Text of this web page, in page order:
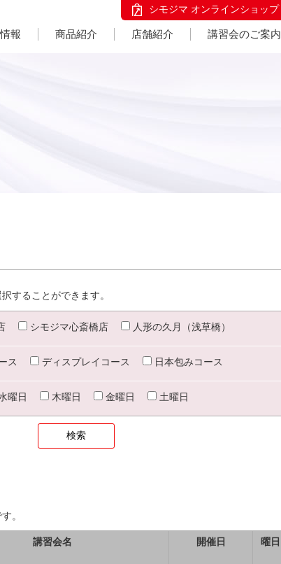
シモジマ オンラインショップ
報 商品紹介 店舗紹介 講習会のご案内
することができます。
シモジマ心斎橋店 人形の久月（浅草橋）
ス ディスプレイコース 日本包みコース
曜日 木曜日 金曜日 土曜日
。
講習会名 開催日 曜日